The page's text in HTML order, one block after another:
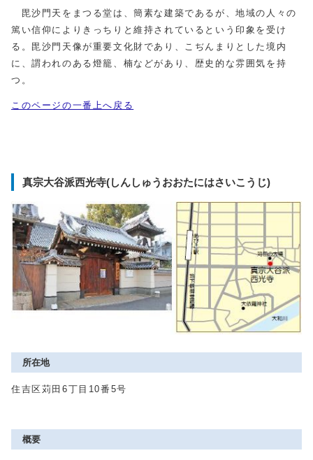
毘沙門天をまつる堂は、簡素な建築であるが、地域の人々の
篤い信仰によりきっちりと維持されているという印象を受け
る。毘沙門天像が重要文化財であり、こぢんまりとした境内
に、謂われのある燈籠、楠などがあり、歴史的な雰囲気を持
つ。
このページの一番上へ戻る
真宗大谷派西光寺(しんしゅうおおたにはさいこうじ)
所在地
住吉区苅田6丁目10番5号
概要